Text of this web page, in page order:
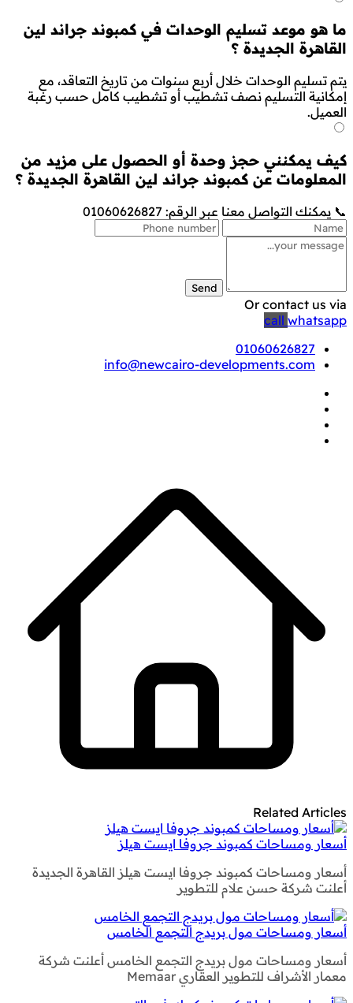
ما هو موعد تسليم الوحدات في كمبوند جراند لين
القاهرة الجديدة ؟
يتم تسليم الوحدات خلال أربع سنوات من تاريخ التعاقد، مع
إمكانية التسليم نصف تشطيب أو تشطيب كامل حسب رغبة
العميل.
كيف يمكنني حجز وحدة أو الحصول على مزيد من
المعلومات عن كمبوند جراند لين القاهرة الجديدة ؟
📞 يمكنك التواصل معنا عبر الرقم: 01060626827
Send
Or contact us via
call whatsapp
01060626827
info@newcairo-developments.com
Related Articles
أسعار ومساحات كمبوند جروفا ايست هيلز
أسعار ومساحات كمبوند جروفا ايست هيلز القاهرة الجديدة
أعلنت شركة حسن علام للتطوير
أسعار ومساحات مول بريدج التجمع الخامس
أسعار ومساحات مول بريدج التجمع الخامس أعلنت شركة
معمار الأشراف للتطوير العقاري Memaar